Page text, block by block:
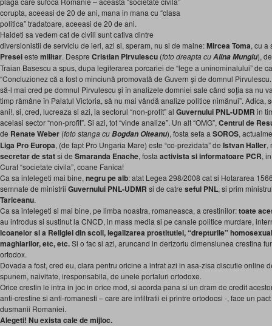
corupta, aceeasi de 20 de ani, mana in mana cu “clasa
politica” tradatoare, aceeasi de 20 de ani.
Haideti sa vedem cat de civili sunt cativa dintre
diversionistii de serviciu de ieri, azi si, speram, nu si de maine:Mircea Toma, cu a
Preseieste militar. Despre Cristian Pirvulescu (foto dreapta cuAlina Mungiu),
Traian Basescu a spus, dupa legiferarea porcariei de “lege a uninominalului” de
“Concluzionez că a fost o minciună promovată de Guvern şi de domnul
să-l mai cred pe domnul Pirvulescu şi în analizele domniei sale când soţia sa nu
timp rămâne în Palatul Victoria, să nu mai vândă analize politice nimănui”. Adica,
ani!, si, cred, lucreaza si azi, la sectorul “non-profit” al Guvernului PNL-UDMR in
acelasi sector “non-profit”. Si azi, tot “vinde analize”. Un alt “OMG”, Centrul de
de Renate Weber (foto stangacuBogdan Olteanu), fosta sefa a SOROS,
Liga Pro Europa, (de fapt Pro Ungaria Mare) este “co-prezidata” de Istvan Haller,
secretar de statsi de Smaranda Enache, fosta activista si informatoare PCR,
Curat “societate civila”, coane Fanica!
Ca sa intelegeti mai bine, negru pe alb: atat Legea 298/2008 cat si Hotararea
semnate de ministrii Guvernului PNL-UDMR si de catre seful PNL, si prim
Tariceanu.
Ca sa intelegeti si mai bine, pe limba noastra, romaneasca, a crestinilor:toate
au introdus si sustinut la CNCD, in mass media si pe canale politice murdare,
Icoanelor si a Religiei din scoli, legalizarea prostitutiei, “drepturile”
maghiarilor, etc, etc.Si o fac si azi, aruncand in derizoriu dimensiunea crestina
ortodox.
Dovada a fost, cred eu, clara pentru oricine a intrat azi in asa-zisa discutie online
spunem, naivitate, iresponsabila, de unele portaluri ortodoxe.
Orice crestin le intra in joc in orice mod, si acorda pana si un dram de credit
anti-crestine si anti-romanesti – care are infiltratii ei printre ortodocsi -, face un
dusmanii Romaniei.
Alegeti! Nu exista cale de mijloc.